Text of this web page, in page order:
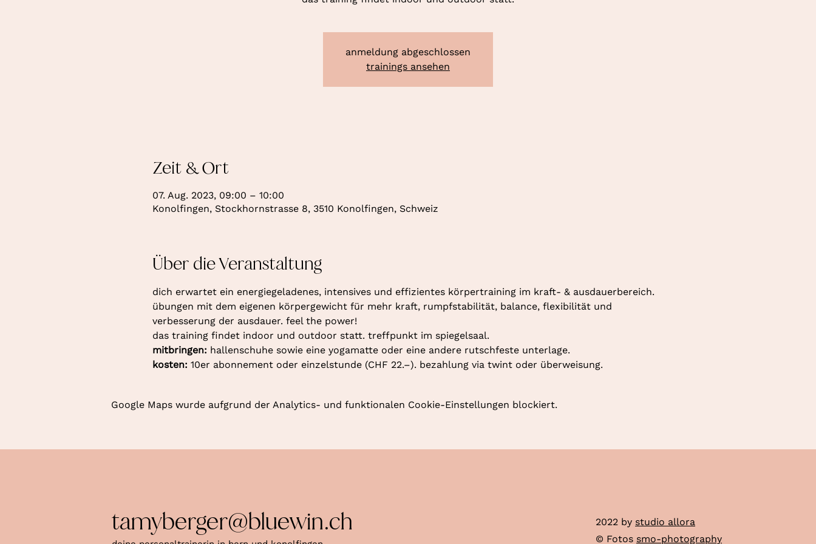
anmeldung abgeschlossen
trainings ansehen
Zeit & Ort
07. Aug. 2023, 09:00 – 10:00
Konolfingen, Stockhornstrasse 8, 3510 Konolfingen, Schweiz
Über die Veranstaltung
dich erwartet ein energiegeladenes, intensives und effizientes körpertraining im kraft- & ausdauerbereich.
übungen mit dem eigenen körpergewicht für mehr kraft, rumpfstabilität, balance, flexibilität und
verbesserung der ausdauer. feel the power!
das training findet indoor und outdoor statt. treffpunkt im spiegelsaal.
mitbringen: hallenschuhe sowie eine yogamatte oder eine andere rutschfeste unterlage.
kosten: 10er abonnement oder einzelstunde (CHF 22.–). bezahlung via twint oder überweisung.
Google Maps wurde aufgrund der Analytics- und funktionalen Cookie-Einstellungen blockiert.
tamyberger@bluewin.ch 2022 by studio allora
© Fotos smo-photography